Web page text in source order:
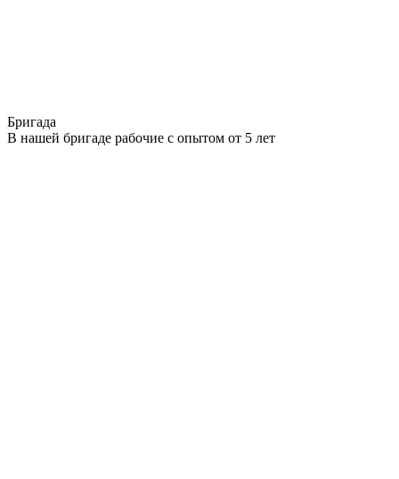
Бригада
В нашей бригаде рабочие с опытом от 5 лет